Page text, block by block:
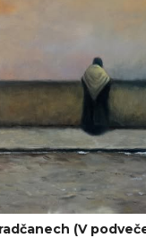
(V